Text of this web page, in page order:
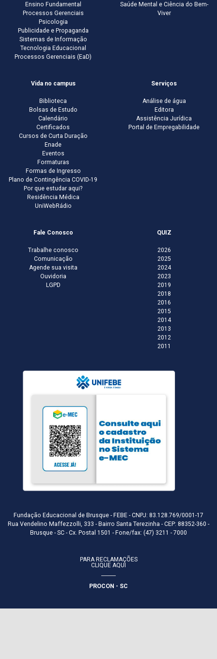
Ensino Fundamental
Processos Gerenciais
Psicologia
Publicidade e Propaganda
Sistemas de Informação
Tecnologia Educacional
Processos Gerenciais (EaD)
Saúde Mental e Ciência do Bem-
Viver
Vida no campus
Biblioteca
Bolsas de Estudo
Calendário
Certificados
Cursos de Curta Duração
Enade
Eventos
Formaturas
Formas de Ingresso
Plano de Contingência COVID-19
Por que estudar aqui?
Residência Médica
UniWebRádio
Serviços
Análise de água
Editora
Assistência Jurídica
Portal de Empregabilidade
Fale Conosco
Trabalhe conosco
Comunicação
Agende sua visita
Ouvidoria
LGPD
QUIZ
2026
2025
2024
2023
2019
2018
2016
2015
2014
2013
2012
2011
Fundação Educacional de Brusque - FEBE - CNPJ: 83.128.769/0001-17
Rua Vendelino Maffezzolli, 333 - Bairro Santa Terezinha - CEP: 88352-360 -
Brusque - SC - Cx. Postal 1501 - Fone/fax: (47) 3211 - 7000
PARA RECLAMAÇÕES
CLIQUE AQUI
PROCON - SC